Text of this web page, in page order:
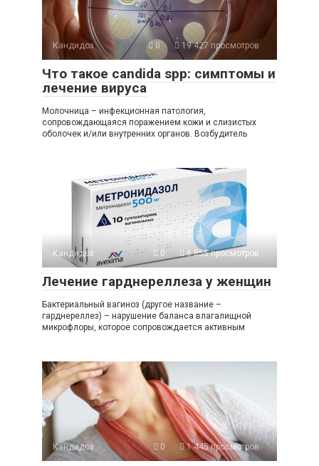
Кандидоз 0 19 427 просмотров
Что такое candida spp: симптомы и
лечение вируса
Молочница – инфекционная патология,
сопровождающаяся поражением кожи и слизистых
оболочек и/или внутренних органов. Возбудитель
Кандидоз 0 6 856 просмотров
Лечение гарднереллеза у женщин
Бактериальный вагиноз (другое название –
гарднереллез) – нарушение баланса влагалищной
микрофлоры, которое сопровождается активным
Кандидоз 0 1 445 просмотров